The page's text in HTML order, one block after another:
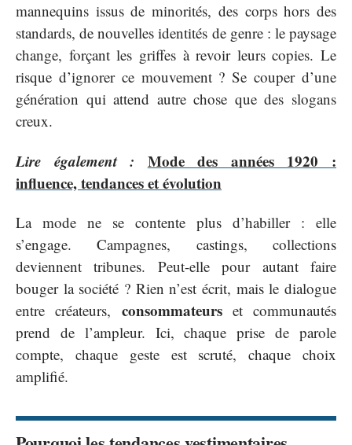
mannequins issus de minorités, des corps hors des
standards, de nouvelles identités de genre : le paysage
change, forçant les griffes à revoir leurs copies. Le
risque d’ignorer ce mouvement ? Se couper d’une
génération qui attend autre chose que des slogans
creux.
Lire également :
Mode des années 1920 :
influence, tendances et évolution
La mode ne se contente plus d’habiller : elle
s’engage. Campagnes, castings, collections
deviennent tribunes. Peut-elle pour autant faire
bouger la société ? Rien n’est écrit, mais le dialogue
entre créateurs, consommateurset communautés
prend de l’ampleur. Ici, chaque prise de parole
compte, chaque geste est scruté, chaque choix
amplifié.